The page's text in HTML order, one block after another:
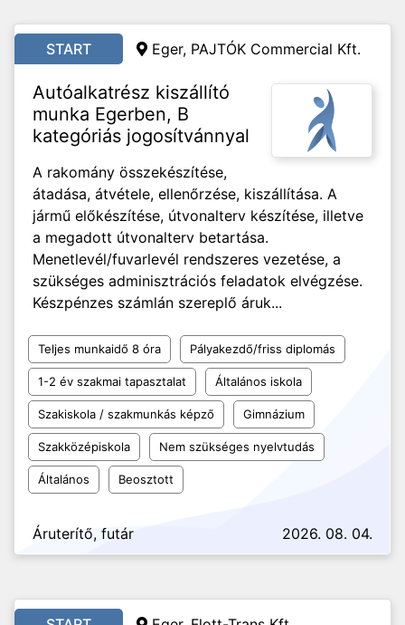
START Eger, PAJTÓK Commercial Kft.
Autóalkatrész kiszállító
munka Egerben, B
kategóriás jogosítvánnyal
A rakomány összekészítése,
átadása, átvétele, ellenőrzése, kiszállítása. A
jármű előkészítése, útvonalterv készítése, illetve
a megadott útvonalterv betartása.
Menetlevél/fuvarlevél rendszeres vezetése, a
szükséges adminisztrációs feladatok elvégzése.
Készpénzes számlán szereplő áruk...
Teljes munkaidő 8 óra Pályakezdő/friss diplomás
1-2 év szakmai tapasztalat Általános iskola
Szakiskola / szakmunkás képző Gimnázium
Szakközépiskola Nem szükséges nyelvtudás
Általános Beosztott
Áruterítő, futár 2026. 08. 04.